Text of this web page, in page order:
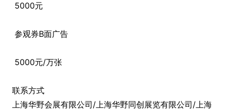
5000元
参观券B面广告
5000元/万张
联系方式
上海华野会展有限公司/上海华野同创展览有限公司/上海